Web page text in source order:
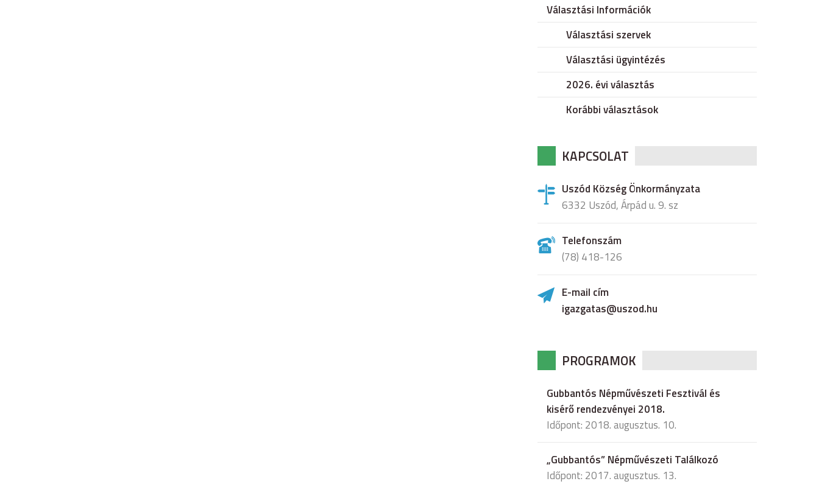
Választási Információk
Választási szervek
Választási ügyintézés
2026. évi választás
Korábbi választások
KAPCSOLAT
Uszód Község Önkormányzata
6332 Uszód, Árpád u. 9. sz
Telefonszám
(78) 418-126
E-mail cím
igazgatas@uszod.hu
PROGRAMOK
Gubbantós Népművészeti Fesztivál és
kisérő rendezvényei 2018.
Időpont: 2018. augusztus. 10.
„Gubbantós” Népművészeti Találkozó
Időpont: 2017. augusztus. 13.